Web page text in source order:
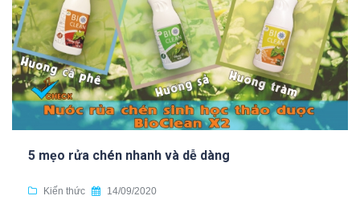
5 mẹo rửa chén nhanh và dễ dàng
Kiến thức 14/09/2020